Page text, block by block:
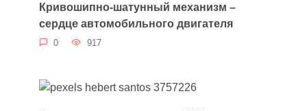
Кривошипно-шатунный механизм –
сердце автомобильного двигателя
0 917